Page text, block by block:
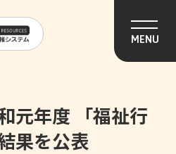
MENU
元年度 「福祉行
果を公表